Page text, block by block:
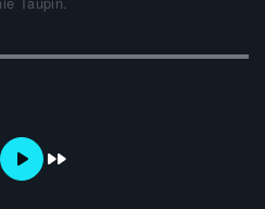
play_arrow fast_forward